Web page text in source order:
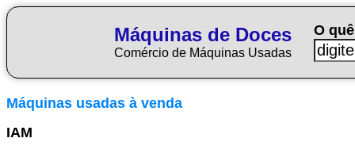
Máquinas de Doces
Comércio de Máquinas Usadas
O
Máquinas usadas à venda
IAM